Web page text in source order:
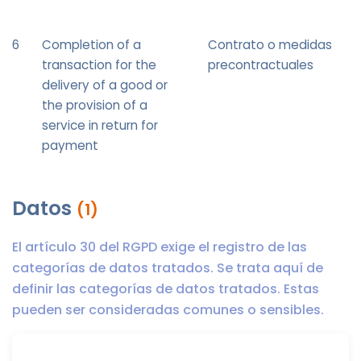
6
Completion of a
transaction for the
delivery of a good or
the provision of a
service in return for
payment
Contrato o medidas
precontractuales
Datos (1)
El artículo 30 del RGPD exige el registro de las
categorías de datos tratados. Se trata aquí de
definir las categorías de datos tratados. Estas
pueden ser consideradas comunes o sensibles.